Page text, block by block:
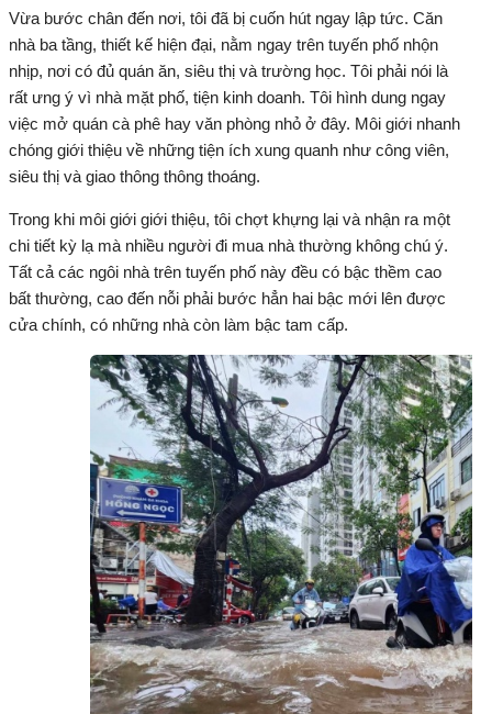
Vừa bước chân đến nơi, tôi đã bị cuốn hút ngay lập tức. Căn
nhà ba tầng, thiết kế hiện đại, nằm ngay trên tuyến phố nhộn
nhịp, nơi có đủ quán ăn, siêu thị và trường học. Tôi phải nói là
rất ưng ý vì nhà mặt phố, tiện kinh doanh. Tôi hình dung ngay
việc mở quán cà phê hay văn phòng nhỏ ở đây. Môi giới nhanh
chóng giới thiệu về những tiện ích xung quanh như công viên,
siêu thị và giao thông thông thoáng.
Trong khi môi giới giới thiệu, tôi chợt khựng lại và nhận ra một
chi tiết kỳ lạ mà nhiều người đi mua nhà thường không chú ý.
Tất cả các ngôi nhà trên tuyến phố này đều có bậc thềm cao
bất thường, cao đến nỗi phải bước hẳn hai bậc mới lên được
cửa chính, có những nhà còn làm bậc tam cấp.